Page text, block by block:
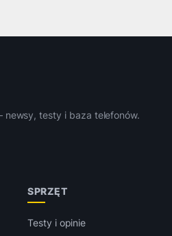
testy i baza telefonów.
SPRZĘT
Testy i opinie